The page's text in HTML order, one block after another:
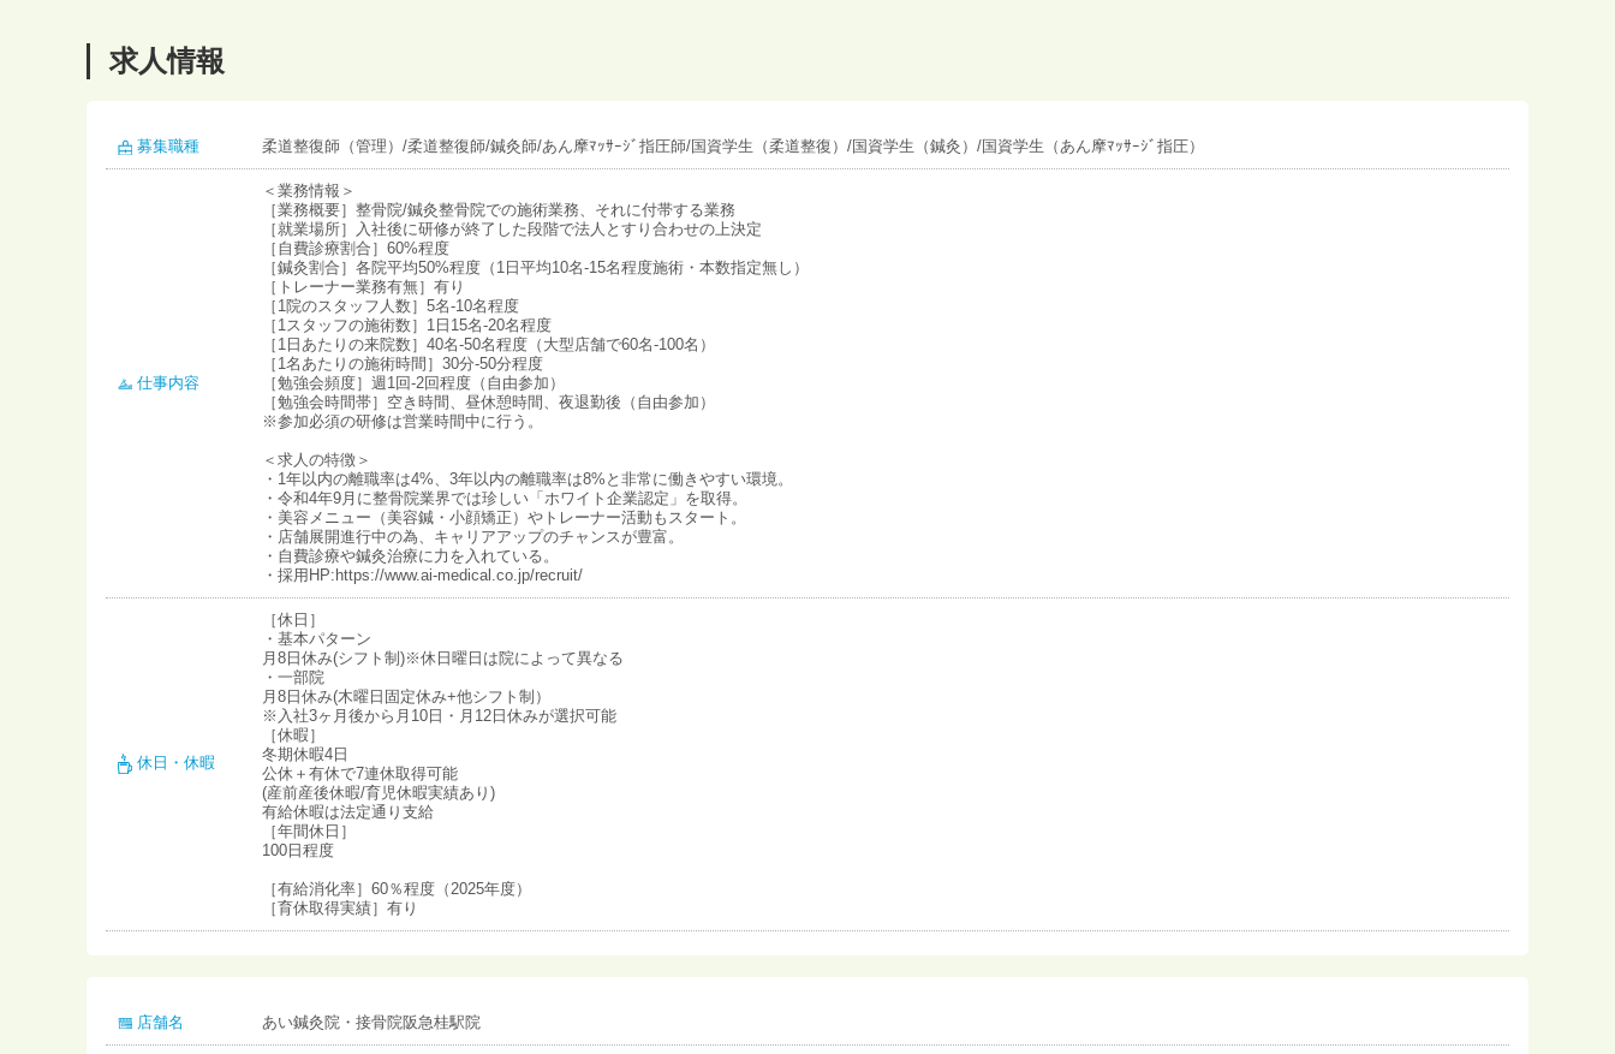
求人情報
募集職種 柔道整復師（管理）/柔道整復師/鍼灸師/あん摩ﾏｯｻｰｼﾞ指圧師/国資学生（柔道整復）/国資学生（鍼灸）/国資学生（あん摩ﾏｯｻｰｼﾞ指圧）
仕事内容
＜業務情報＞
［業務概要］整骨院/鍼灸整骨院での施術業務、それに付帯する業務
［就業場所］入社後に研修が終了した段階で法人とすり合わせの上決定
［自費診療割合］60%程度
［鍼灸割合］各院平均50%程度（1日平均10名-15名程度施術・本数指定無し）
［トレーナー業務有無］有り
［1院のスタッフ人数］5名-10名程度
［1スタッフの施術数］1日15名-20名程度
［1日あたりの来院数］40名-50名程度（大型店舗で60名-100名）
［1名あたりの施術時間］30分-50分程度
［勉強会頻度］週1回-2回程度（自由参加）
［勉強会時間帯］空き時間、昼休憩時間、夜退勤後（自由参加）
※参加必須の研修は営業時間中に行う。
＜求人の特徴＞
・1年以内の離職率は4%、3年以内の離職率は8%と非常に働きやすい環境。
・令和4年9月に整骨院業界では珍しい「ホワイト企業認定」を取得。
・美容メニュー（美容鍼・小顔矯正）やトレーナー活動もスタート。
・店舗展開進行中の為、キャリアアップのチャンスが豊富。
・自費診療や鍼灸治療に力を入れている。
・採用HP:https://www.ai-medical.co.jp/recruit/
休日・休暇
［休日］
・基本パターン
月8日休み(シフト制)※休日曜日は院によって異なる
・一部院
月8日休み(木曜日固定休み+他シフト制）
※入社3ヶ月後から月10日・月12日休みが選択可能
［休暇］
冬期休暇4日
公休＋有休で7連休取得可能
(産前産後休暇/育児休暇実績あり)
有給休暇は法定通り支給
［年間休日］
100日程度
［有給消化率］60％程度（2025年度）
［育休取得実績］有り
店舗名 あい鍼灸院・接骨院阪急桂駅院